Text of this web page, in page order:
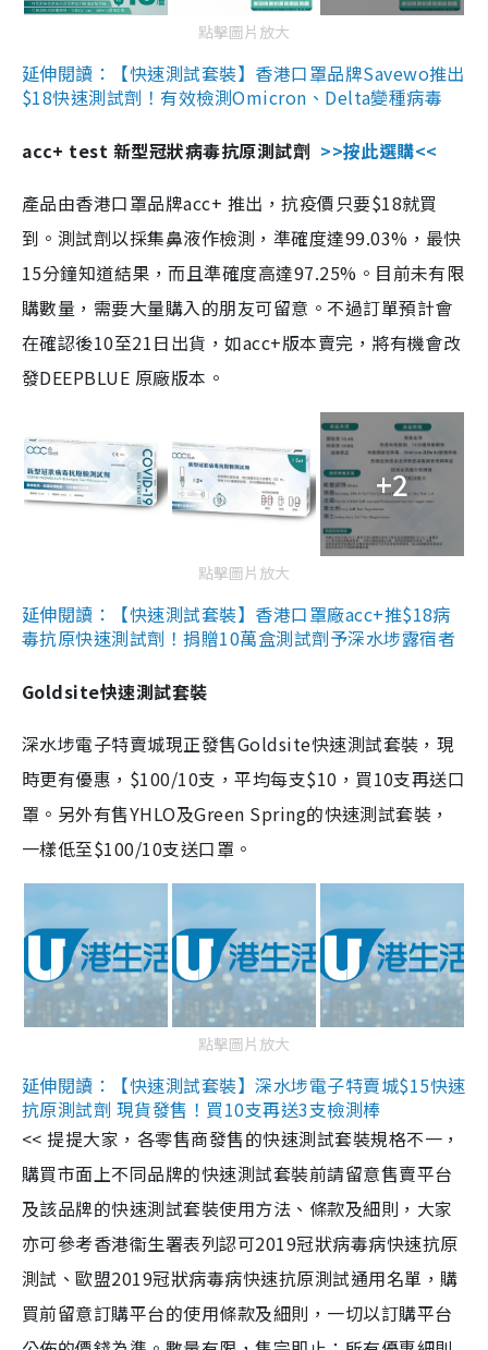
點擊圖片放大
延伸閱讀：【快速測試套裝】香港口罩品牌Savewo推出
$18快速測試劑！有效檢測Omicron、Delta變種病毒
acc+ test 新型冠狀病毒抗原測試劑 >>按此選購<<
產品由香港口罩品牌acc+ 推出，抗疫價只要$18就買
到。測試劑以採集鼻液作檢測，準確度達99.03%，最快
15分鐘知道結果，而且準確度高達97.25%。目前未有限
購數量，需要大量購入的朋友可留意。不過訂單預計會
在確認後10至21日出貨，如acc+版本賣完，將有機會改
發DEEPBLUE 原廠版本。
+2
點擊圖片放大
延伸閱讀：【快速測試套裝】香港口罩廠acc+推$18病
毒抗原快速測試劑！捐贈10萬盒測試劑予深水埗露宿者
Goldsite快速測試套裝
深水埗電子特賣城現正發售Goldsite快速測試套裝，現
時更有優惠，$100/10支，平均每支$10，買10支再送口
罩。另外有售YHLO及Green Spring的快速測試套裝，
一樣低至$100/10支送口罩。
點擊圖片放大
延伸閱讀：【快速測試套裝】深水埗電子特賣城$15快速
抗原測試劑 現貨發售！買10支再送3支檢測棒
<< 提提大家，各零售商發售的快速測試套裝規格不一，
購買市面上不同品牌的快速測試套裝前請留意售賣平台
及該品牌的快速測試套裝使用方法、條款及細則，大家
亦可參考香港衞生署表列認可2019冠狀病毒病快速抗原
測試、歐盟2019冠狀病毒病快速抗原測試通用名單，購
買前留意訂購平台的使用條款及細則，一切以訂購平台